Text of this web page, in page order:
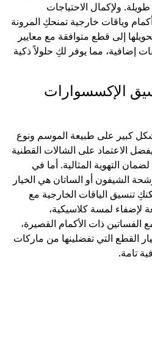
ولإكمال الاحتياجات
وياقات خارجية تمنحكِ المرونة
إلى قطع متوافقة مع معايير
إضافية، مما يوفر لكِ حلولاً ذكية
الإكسسوارات
كبير على طبيعة الموسم ونوع
الاعتماد على الشالات القطنية
التهوية المثالية. أما في
الشيفون أو الساتان هي الخيار
تنسيق الياقات الخارجية مع
لإضفاء لمسة كلاسيكية،
الفساتين ذات الأكمام القصيرة،
القطع التي تفضلينها من ماركات
تامة.